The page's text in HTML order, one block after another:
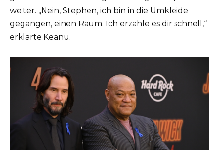
weiter. „Nein, Stephen, ich bin in die Umkleide
gegangen, einen Raum. Ich erzähle es dir schnell,“
erklärte Keanu.